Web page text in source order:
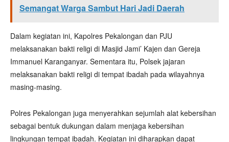
Semangat Warga Sambut Hari Jadi Daerah
Dalam kegiatan ini, Kapolres Pekalongan dan PJU
melaksanakan bakti religi di Masjid Jami’ Kajen dan Gereja
Immanuel Karanganyar. Sementara itu, Polsek jajaran
melaksanakan bakti religi di tempat ibadah pada wilayahnya
masing-masing.
Polres Pekalongan juga menyerahkan sejumlah alat kebersihan
sebagai bentuk dukungan dalam menjaga kebersihan
lingkungan tempat ibadah. Kegiatan ini diharapkan dapat